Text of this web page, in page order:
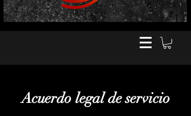
Acuerdo legal de servicio